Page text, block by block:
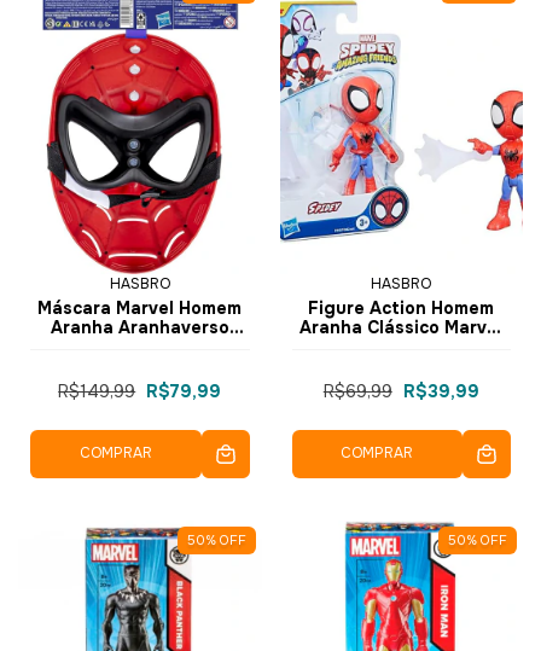
HASBRO
Máscara Marvel Homem
Aranha Aranhaverso
R$149,99 R$79,99
COMPRAR
HASBRO
Figure Action Homem
Aranha Clássico Marvel
R$69,99 R$39,99
COMPRAR
50% OFF 50% OFF